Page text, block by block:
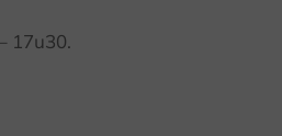
17u30.